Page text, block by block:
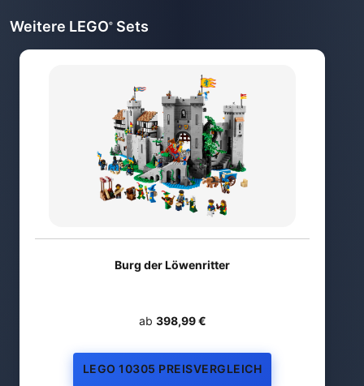
Weitere LEGO® Sets
Burg der Löwenritter
ab 398,99 €
LEGO 10305 PREISVERGLEICH